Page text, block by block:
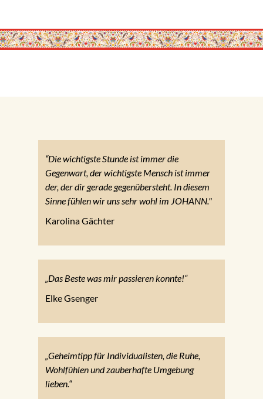
“Die wichtigste Stunde ist immer die
Gegenwart, der wichtigste Mensch ist immer
der, der dir gerade gegenübersteht. In diesem
Sinne fühlen wir uns sehr wohl im JOHANN."
Karolina Gächter
„Das Beste was mir passieren konnte!“
Elke Gsenger
„Geheimtipp für Individualisten, die Ruhe,
Wohlfühlen und zauberhafte Umgebung
lieben.“